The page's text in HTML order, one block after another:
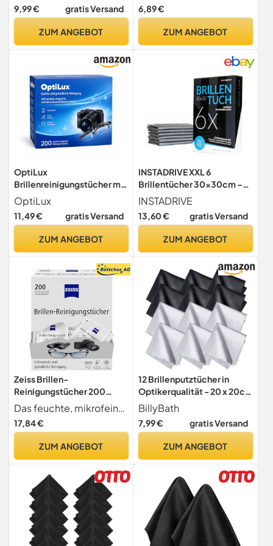
Reinigungstücher für
Kamera
9,99 € gratis Versand
ZUM ANGEBOT
Brillengläser -
Mehrfachbeschichtungen -
6,89 €
ZUM ANGEBOT
OptiLux
Brillenreinigungstücher mit
Alkohol 200 Stück – einzeln
verpackt, streifenfrei,
schnell trocknend, ohne
für Brille, Kamera,
OptiLux
11,49 € gratis Versand
ZUM ANGEBOT
INSTADRIVE XXL 6
Brillentücher 30x30cm –
Brillenputztücher aus
Microfaser für die
professionelle
(Brillentücher)
INSTADRIVE
13,60 € gratis Versand
ZUM ANGEBOT
Zeiss Brillen-
Reinigungstücher 200
Stück (einzeln verpackt)
Das feuchte, mikrofeine Zellstofftuch zur Reinigung von Brillengläsern ist schnell zur Hand und effektiv in der Wirkung - ohne die Oberfläche zu verkratzen oder zu belasten
17,84 €
ZUM ANGEBOT
12 Brillenputztücher in
Optikerqualität - 20 x 20cm
- Mikrofaser - Extra Weich
& Saugstark
BillyBath
7,99 € gratis Versand
ZUM ANGEBOT